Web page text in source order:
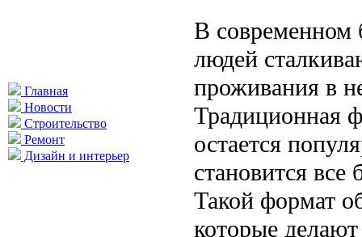
Главная
Новости
Строительство
Ремонт
Дизайн и интерьер
В современном
людей
проживания в
Традиционная
остается
становится все
Такой формат
которые